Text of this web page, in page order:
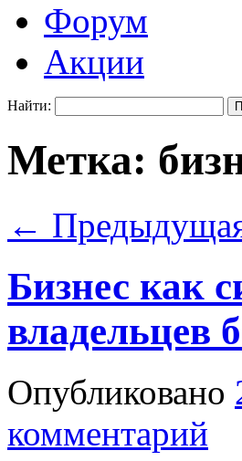
Форум
Акции
Найти:
Метка:
←
Бизнес как
владельцев
Опубликовано
комментарий